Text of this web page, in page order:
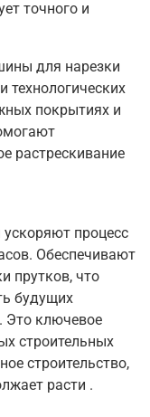
точного и
для нарезки
покрытиях и
растрескивание
процесс
Обеспечивают
прутков, что
будущих
Это ключевое
строительных
строительство,
расти .